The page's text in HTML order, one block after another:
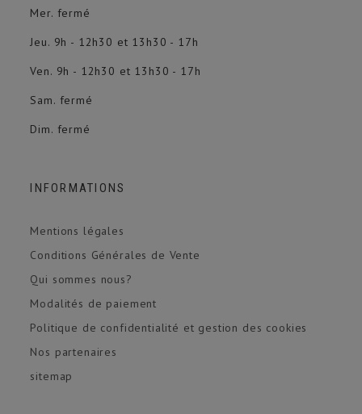
Mer. fermé
Jeu. 9h - 12h30 et 13h30 - 17h
Ven. 9h - 12h30 et 13h30 - 17h
Sam. fermé
Dim. fermé
INFORMATIONS
Mentions légales
Conditions Générales de Vente
Qui sommes nous?
Modalités de paiement
Politique de confidentialité et gestion des cookies
Nos partenaires
sitemap